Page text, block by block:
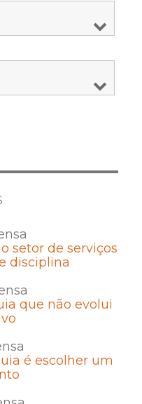
setor de serviços
disciplina
que não evolui
é escolher um